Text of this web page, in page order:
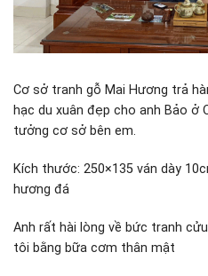
Cơ sở tranh gỗ Mai Hương trả
hạc du xuân đẹp cho anh Bảo ở
tưởng cơ sở bên em.
Kích thước: 250×135 ván dày
hương đá
Anh rất hài lòng về bức tranh
tôi bằng bữa cơm thân mật